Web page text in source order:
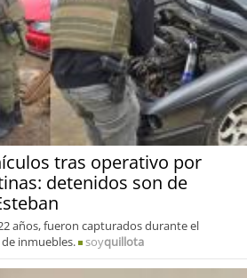
tras operativo por
detenidos son de
años, fueron capturados durante el
inmuebles.
soyquillota